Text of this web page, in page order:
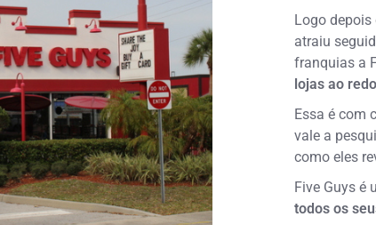
Logo
atraiu
franquias a
lojas ao
Essa é com
vale a
como eles
Five Guys é
todos os